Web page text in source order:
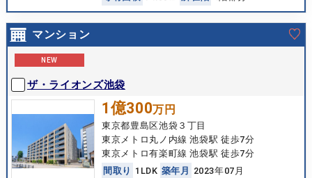
マンション
NEW
ザ・ライオンズ池袋
1億300万円
東京都豊島区池袋３丁目
東京メトロ丸ノ内線 池袋駅 徒歩7分
東京メトロ有楽町線 池袋駅 徒歩7分
間 取 り 1LDK 築年 月
2023年07月